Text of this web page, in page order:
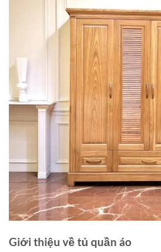
Giới thiệu về tủ quần áo